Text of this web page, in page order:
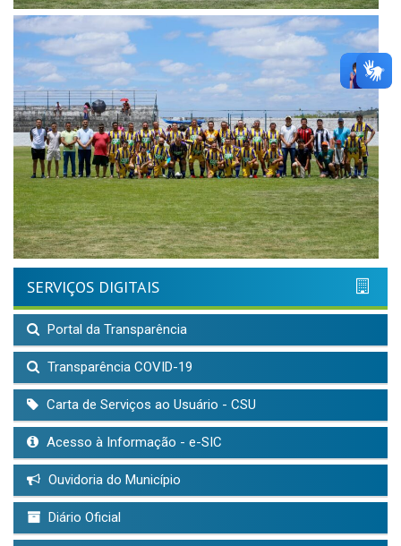
SERVIÇOS DIGITAIS
Portal da Transparência
Transparência COVID-19
Carta de Serviços ao Usuário - CSU
Acesso à Informação - e-SIC
Ouvidoria do Município
Diário Oficial